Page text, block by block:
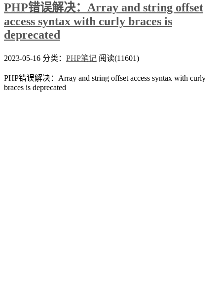
PHP错误解决：Array and string offset
access syntax with curly braces is
deprecated
2023-05-16 分类： PHP笔记 阅读(11601)
PHP错误解决：Array and string offset access syntax with curly
braces is deprecated